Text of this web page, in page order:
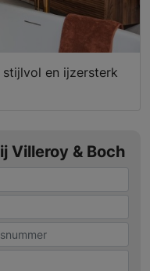
en ijzersterk
Villeroy & Boch